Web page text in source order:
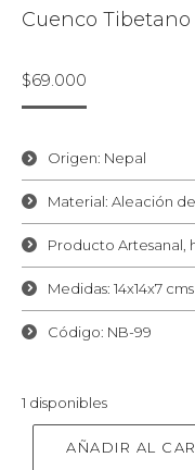
Cuenco Tibetano
$69.000
Origen: Nepal
Material: Aleación
Producto Artesanal,
Medidas: 14x14x7 cms
Código: NB-99
1 disponibles
AÑADIR AL